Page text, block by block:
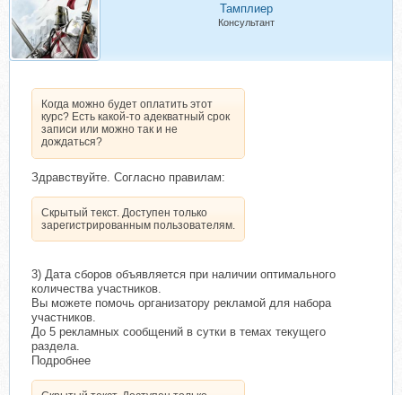
Тамплиер
Консультант
Когда можно будет оплатить этот
курс? Есть какой-то адекватный срок
записи или можно так и не
дождаться?
Здравствуйте. Согласно правилам:
Скрытый текст. Доступен только
зарегистрированным пользователям.
3) Дата сборов объявляется при наличии оптимального
количества участников.
Вы можете помочь организатору рекламой для набора
участников.
До 5 рекламных сообщений в сутки в темах текущего
раздела.
Подробнее